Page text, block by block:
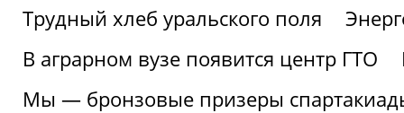
Трудный хлеб уральского поля
В аграрном вузе появится центр ГТО
Мы — бронзовые призеры